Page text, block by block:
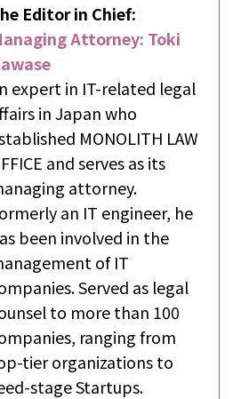
Editor in Chief:
Attorney: Toki
expert in IT-related legal
in Japan who
MONOLITH LAW
and serves as its
attorney.
an IT engineer, he
been involved in the
of IT
Served as legal
to more than 100
ranging from
tier organizations to
stage Startups.